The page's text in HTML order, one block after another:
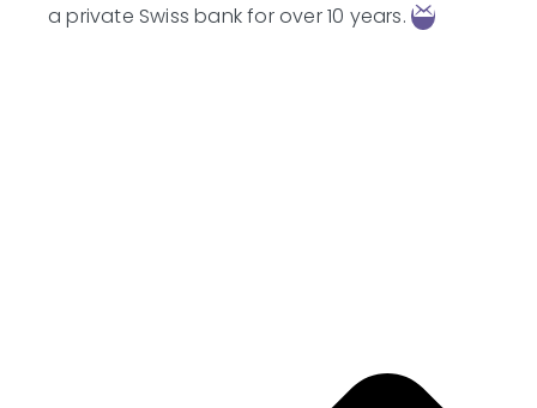
a private Swiss bank for over 10 years.